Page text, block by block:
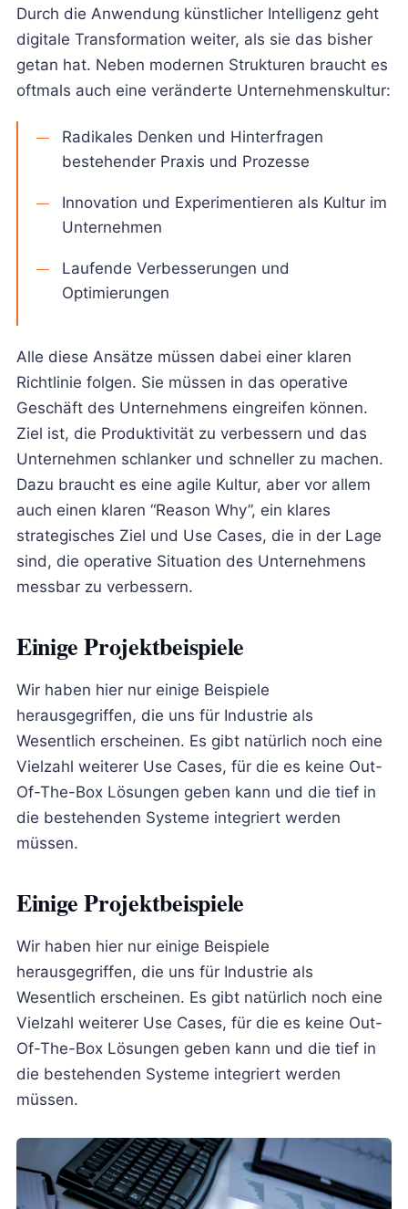
Durch die Anwendung künstlicher Intelligenz geht
digitale Transformation weiter, als sie das bisher
getan hat. Neben modernen Strukturen braucht es
oftmals auch eine veränderte Unternehmenskultur:
Radikales Denken und Hinterfragen
bestehender Praxis und Prozesse
Innovation und Experimentieren als Kultur im
Unternehmen
Laufende Verbesserungen und
Optimierungen
Alle diese Ansätze müssen dabei einer klaren
Richtlinie folgen. Sie müssen in das operative
Geschäft des Unternehmens eingreifen können.
Ziel ist, die Produktivität zu verbessern und das
Unternehmen schlanker und schneller zu machen.
Dazu braucht es eine agile Kultur, aber vor allem
auch einen klaren “Reason Why”, ein klares
strategisches Ziel und Use Cases, die in der Lage
sind, die operative Situation des Unternehmens
messbar zu verbessern.
Einige Projektbeispiele
Wir haben hier nur einige Beispiele
herausgegriffen, die uns für Industrie als
Wesentlich erscheinen. Es gibt natürlich noch eine
Vielzahl weiterer Use Cases, für die es keine Out-
Of-The-Box Lösungen geben kann und die tief in
die bestehenden Systeme integriert werden
müssen.
Einige Projektbeispiele
Wir haben hier nur einige Beispiele
herausgegriffen, die uns für Industrie als
Wesentlich erscheinen. Es gibt natürlich noch eine
Vielzahl weiterer Use Cases, für die es keine Out-
Of-The-Box Lösungen geben kann und die tief in
die bestehenden Systeme integriert werden
müssen.